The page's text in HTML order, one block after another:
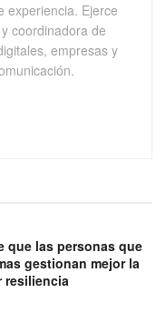
experiencia. Ejerce
coordinadora de
empresas y
que las personas que
gestionan mejor la
resiliencia